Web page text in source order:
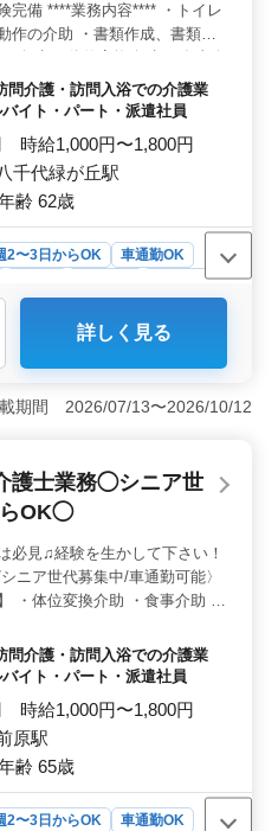
の両立が叶います。 ＜資
験1年以上とヘルパー2級以
ます。給与は時給であれば
あれば240万円から400万円
アアップのチャンスも豊富
揮できる環境です。
完備 ****業務内容**** ・トイレ
作の介助 ・書類作成、書類整
・服薬介助 ・おむつ交換 等
交通費→実費支給 ・車通勤可
があり心優しい方を求めてま
に働きましょう！＾＾
問介護・訪問入浴での介護業
イト・パート・派遣社員
時給1,000円〜1,800円
千代緑が丘駅
齢 62歳
2〜3日からOK
車通勤OK
派遣社員
士・介護スタッフ
八千代市吉橋における訪
す。トイレや着替えなどの
ートなど利用者の日常生活
い方、責任感のある方を歓
＞ 社会保険完備や交通
境が整っています。車通勤
また即日勤務可能な方にも
＜柔軟な勤務スタイル＞
勤務が可能です。土日休み
スタイルに合わせた働き方
上ある方または介護の資格
ださい。
詳しく見る
期間 2026/07/13〜2026/10/12
護士業務◯シニア世
らOK◯
必見♫経験を生かして下さい！
シニア世代募集中/車通勤可能〉
・体位変換介助 ・食事介助 ・
類作成、書類整理 ・おむつ交
介助 等 【ポイント】 ・週2〜
セス良好♫ ・和気あいあいと
まだまだ元気な方はぜひ一緒
う！
問介護・訪問入浴での介護業
イト・パート・派遣社員
時給1,000円〜1,800円
原駅
齢 65歳
2〜3日からOK 車通勤OK